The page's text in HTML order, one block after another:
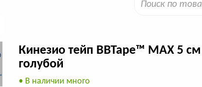
Кинезио тейп BBTape™ МАХ 5
голубой
• В наличии много